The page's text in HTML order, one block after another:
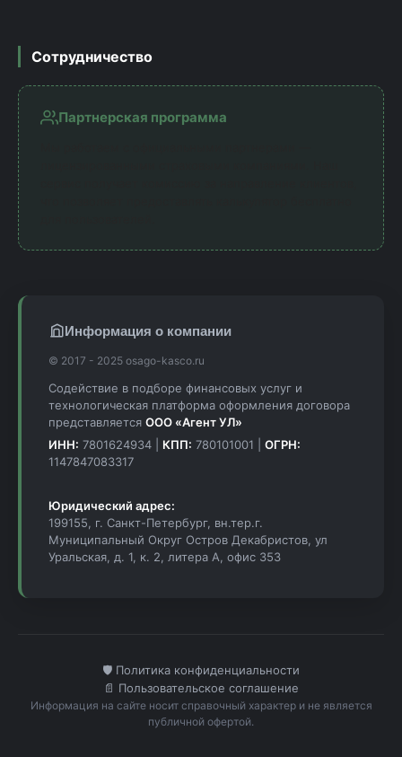
Сотрудничество
Партнерская программа
Информация о компании
© 2017 - 2025 osago-kasco.ru
Содействие в подборе финансовых услуг и
технологическая платформа оформления договора
представляется ООО «Агент УЛ»
ИНН: 7801624934 | КПП: 780101001 | ОГРН:
1147847083317
Юридический адрес:
199155, г. Санкт-Петербург, вн.тер.г.
Муниципальный Округ Остров Декабристов, ул
Уральская, д. 1, к. 2, литера А, офис 353
🛡️ Политика конфиденциальности
📄 Пользовательское соглашение
Информация на сайте носит справочный характер и не является
публичной офертой.